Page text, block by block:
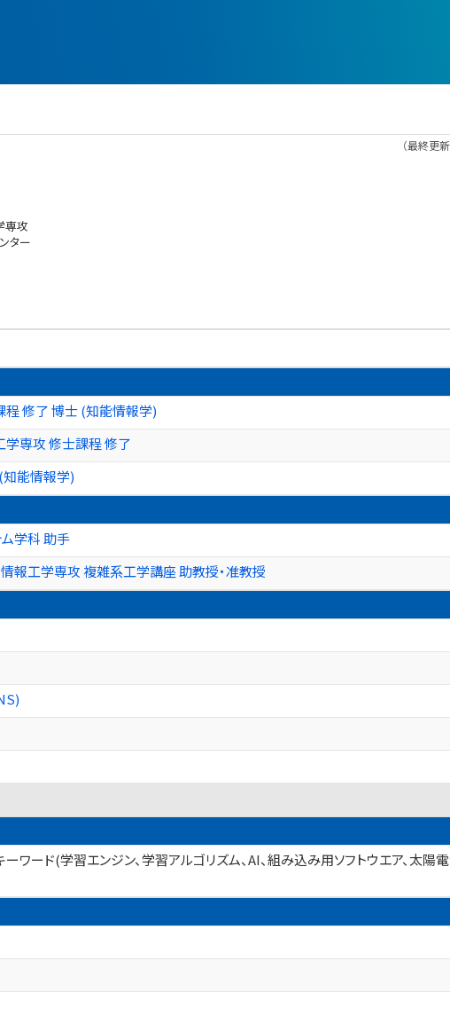
（最終更
専攻
ター
修了 博士 (知能情報学)
専攻 修士課程 修了
能情報学)
学科 助手
報工学専攻 複雑系工学講座 助教授・准教授
(学習エンジン、学習アルゴリズム、AI、組み込み用ソフトウエア、太陽